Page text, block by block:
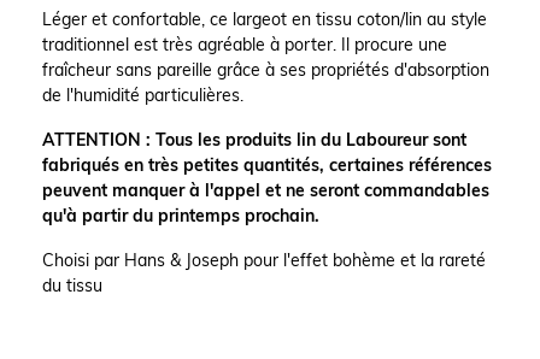
Léger et confortable, ce largeot en tissu coton/lin au style
traditionnel est très agréable à porter. Il procure une
fraîcheur sans pareille grâce à ses propriétés d'absorption
de l'humidité particulières.
ATTENTION : Tous les produits lin du Laboureur sont
fabriqués en très petites quantités, certaines références
peuvent manquer à l'appel et ne seront commandables
qu'à partir du printemps prochain.
Choisi par Hans & Joseph pour l'effet bohème et la rareté
du tissu